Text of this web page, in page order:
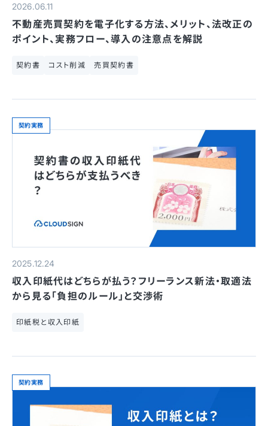
2026.06.11
不動産売買契約を電子化する方法、メリット、法改正の
ポイント、実務フロー、導入の注意点を解説
契約書 コスト削減 売買契約書
契約実務
2025.12.24
収入印紙代はどちらが払う？フリーランス新法・取適法
から見る「負担のルール」と交渉術
印紙税と収入印紙
契約実務